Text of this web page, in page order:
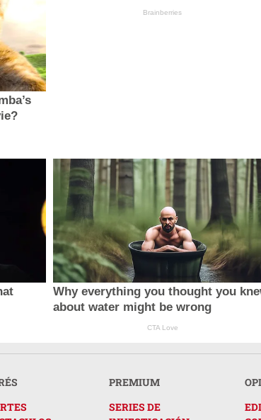
Brainberries
Why everything you thought you
about water might be wrong
CTA Love
PREMIUM
SERIES DE